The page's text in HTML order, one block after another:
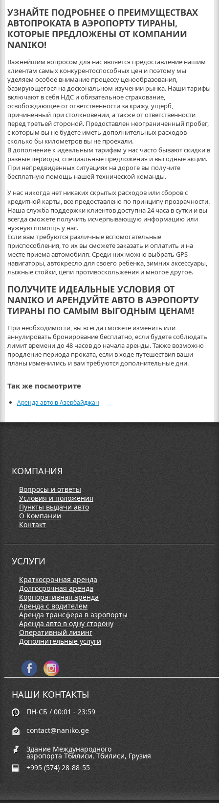
УЗНАЙТЕ ПОДРОБНЕЕ О ПРЕИМУЩЕСТВАХ
АВТОПРОКАТА В АЭРОПОРТУ ТИРАНЫ,
КОТОРЫЕ ПРЕДЛОЖЕНЫ ОТ КОМПАНИИ
NANIKO!
Важнейшим вопросом для нас является предоставление нашим
клиентам самых конкурентоспособных цен и поэтому мы
уделяем особое внимание процессу ценообразования,
базирующегося на доскональном изучении рынка. Наши тарифы
включают в себя НДС и обязательное страхование,
освобождающее от ответственности за кражу, ущерб,
причиненный при столкновении, а также от ответственности
перед третьей стороной. Предоставлен неограниченный пробег,
с которым вы не будете иметь дополнительных расходов
сколько бы километров вы не проехали.
В дополнение к идеальным тарифам у нас часто бывают скидки в
разные периоды, специальные предложения и выгодные акции.
При непредвиденных ситуациях на дороге вы получите
бесплатную помощь нашей технической команды.
У нас никогда нет никаких скрытых расходов или сборов с
кредитной карты, все предоставлено по принципу прозрачности.
Наша служба поддержки клиентов доступна 24 часа в сутки и вы
всегда сможете получить исчерпывающую информацию или
нужную помощь у нас.
Если вам требуются различные вспомогательные
приспособления, то их вы сможете заказать и оплатить и на
месте приема автомобиля. Среди них можно выбрать GPS
навигаторы, автокресло для своего ребенка, зимних аксессуары,
лыжные стойки, цепи противоскольжения и многое другое.
ПОЛУЧИТЕ ИДЕАЛЬНЫЕ УСЛОВИЯ ОТ
NANIKO И АРЕНДУЙТЕ АВТО В АЭРОПОРТУ
ТИРАНЫ ПО САМЫМ ВЫГОДНЫМ ЦЕНАМ!
При необходимости, вы всегда сможете изменить или
аннулировать бронирование бесплатно, если будете соблюдать
лимит времени до 48 часов до начала аренды. Также возможно
продление периода проката, если в ходе путешествия ваши
планы изменились и вам требуются дополнительные дни.
Так же посмотрите
Аренда авто в Азербайджан
КОМПАНИЯ
Вопросы и ответы
Условия и положения
Пункты выдачи авто
О Компании
Контакт
УСЛУГИ
Краткосрочная аренда
Долгосрочная аренда
Корпоративная аренда
Аренда с водителем
Аренда трансфера в аэропорты
Аренда авто в одну сторону
Оперативный лизинг
Дополнительные услуги
НАШИ КОНТАКТЫ
ПН-СБ / 00:01 - 23:59
contact@naniko.ge
Здание Международного
аэропорта Тбилиси, Тбилиси, Грузия
+995 (574) 28-88-55